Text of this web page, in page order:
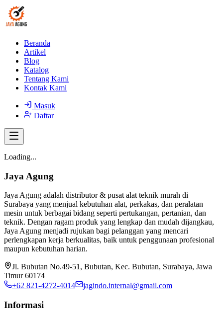
Beranda
Artikel
Blog
Katalog
Tentang Kami
Kontak Kami
Masuk
Daftar
Loading...
Jaya Agung
Jaya Agung adalah distributor & pusat alat teknik murah di
Surabaya yang menjual kebutuhan alat, perkakas, dan peralatan
mesin untuk berbagai bidang seperti pertukangan, pertanian, dan
teknik. Dengan ragam produk yang lengkap dan mudah dijangkau,
Jaya Agung menjadi rujukan bagi pelanggan yang mencari
perlengkapan kerja berkualitas, baik untuk penggunaan profesional
maupun kebutuhan harian.
Jl. Bubutan No.49-51, Bubutan, Kec. Bubutan, Surabaya, Jawa
Timur 60174
+62 821-4272-4014
jagindo.internal@gmail.com
Informasi